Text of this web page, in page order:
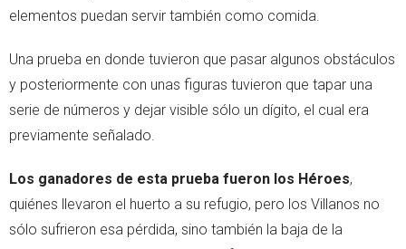
elementos puedan servir también como comida.
Una prueba en donde tuvieron que pasar algunos obstáculos
y posteriormente con unas figuras tuvieron que tapar una
serie de números y dejar visible sólo un dígito, el cual era
previamente señalado.
Los ganadores de esta prueba fueron los Héroes,
quiénes llevaron el huerto a su refugio, pero los Villanos no
sólo sufrieron esa pérdida, sino también la baja de la